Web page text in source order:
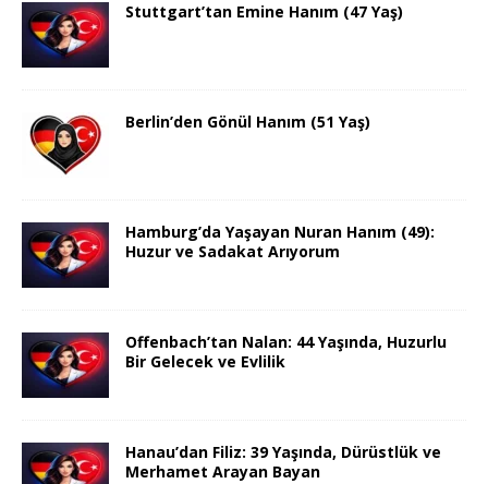
Stuttgart’tan Emine Hanım (47 Yaş)
Berlin’den Gönül Hanım (51 Yaş)
Hamburg’da Yaşayan Nuran Hanım (49):
Huzur ve Sadakat Arıyorum
Offenbach’tan Nalan: 44 Yaşında, Huzurlu
Bir Gelecek ve Evlilik
Hanau’dan Filiz: 39 Yaşında, Dürüstlük ve
Merhamet Arayan Bayan